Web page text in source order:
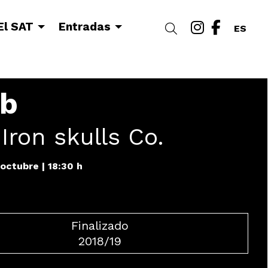
ES
Link a
Link
Buscar
SAT Entradas
skulls Co.
| 18:30 h
Finalizado
2018/19